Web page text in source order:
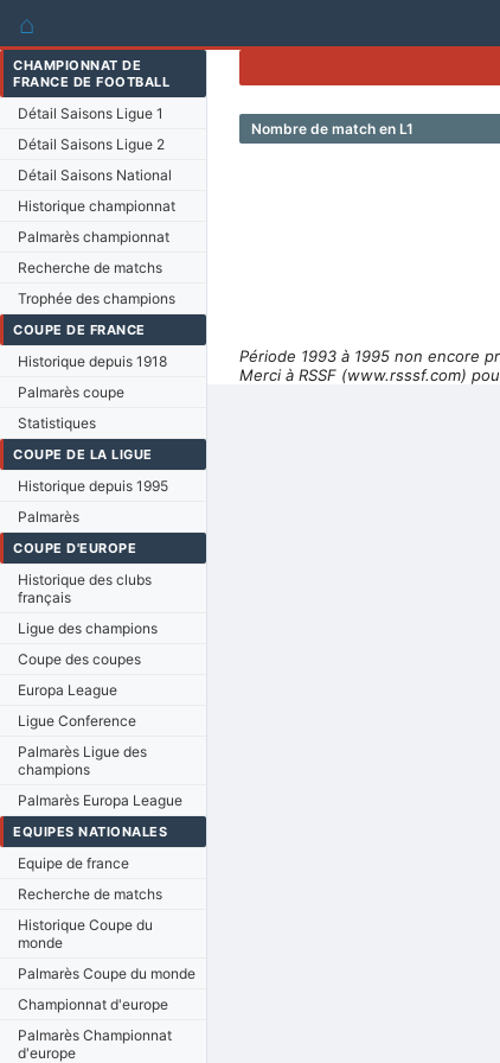
⌂
CHAMPIONNAT DE
FRANCE DE FOOTBALL
Détail Saisons Ligue 1
Détail Saisons Ligue 2
Détail Saisons National
Historique championnat
Palmarès championnat
Recherche de matchs
Trophée des champions
COUPE DE FRANCE
Historique depuis 1918
Palmarès coupe
Statistiques
COUPE DE LA LIGUE
Historique depuis 1995
Palmarès
COUPE D'EUROPE
Historique des clubs
français
Ligue des champions
Coupe des coupes
Europa League
Ligue Conference
Palmarès Ligue des
champions
Palmarès Europa League
EQUIPES NATIONALES
Equipe de france
Recherche de matchs
Historique Coupe du
monde
Palmarès Coupe du monde
Championnat d'europe
Palmarès Championnat
d'europe
Nombre de match en L1
Période 1993 à 1995 non encore
Merci à RSSF (www.rsssf.com)